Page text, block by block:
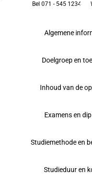
Bel 071 - 545 1234
Algemene
Doelgroep en
Inhoud van de
Examens en
Studiemethode en
Studieduur en